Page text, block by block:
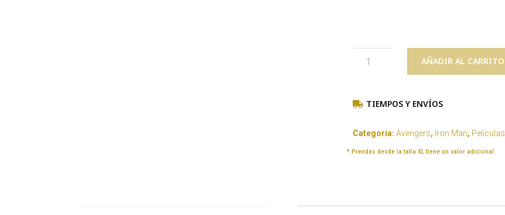
AÑADIR AL CARRITO
TIEMPOS Y ENVÍOS
Categoría:Avengers, Iron Man, Películas
* Prendas desde la talla XL tiene un valor adicional